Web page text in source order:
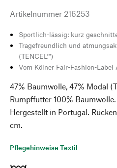
Artikelnummer 216253
Sportlich-lässig: kurz
Tragefreundlich und
(TENCEL™)
Vom Kölner Fair-Fashion-Label
47% Baumwolle, 47% Modal
Rumpffutter 100%
Hergestellt in Portugal.
cm.
Pflegehinweise Textil